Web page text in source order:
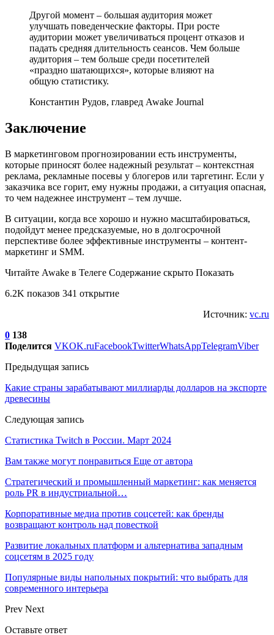
Другой момент – большая аудитория может
улучшать поведенческие факторы. При росте
аудитории может увеличиваться процент отказов и
падать средняя длительность сеансов. Чем больше
аудитория – тем больше среди посетителей
«праздно шатающихся», которые влияют на
общую статистику.
Константин Рудов, главред Awake Journal
Заключение
В маркетинговом прогнозировании есть инструменты,
которые приносят более надежный результат – контекстная
реклама, рекламные посевы у блогеров или таргетинг. Если у
заказчика все горит, ему нужны продажи, а ситуация опасная,
то чем надежнее инструмент – тем лучше.
В ситуации, когда все хорошо и нужно масштабироваться,
подойдут менее предсказуемые, но в долгосрочной
перспективе более эффективные инструменты – контент-
маркетинг и SMM.
Читайте Awake в Телеге Содержание скрыто Показать
6.2K показов 341 открытие
Источник: vc.ru
0 138
Поделится VKOK.ruFacebookTwitterWhatsAppTelegramViber
Предыдущая запись
Какие страны зарабатывают миллиарды долларов на экспорте
древесины
Следующая запись
Статистика Twitch в России. Март 2024
Вам также могут понравиться Еще от автора
Стратегический и промышленный маркетинг: как меняется
роль PR в индустриальной…
Корпоративные медиа против соцсетей: как бренды
возвращают контроль над повесткой
Развитие локальных платформ и альтернатива западным
соцсетям в 2025 году
Популярные виды напольных покрытий: что выбрать для
современного интерьера
Prev Next
Оставьте ответ